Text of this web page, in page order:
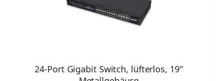
24-Port Gigabit Switch, lüfterlos, 19"